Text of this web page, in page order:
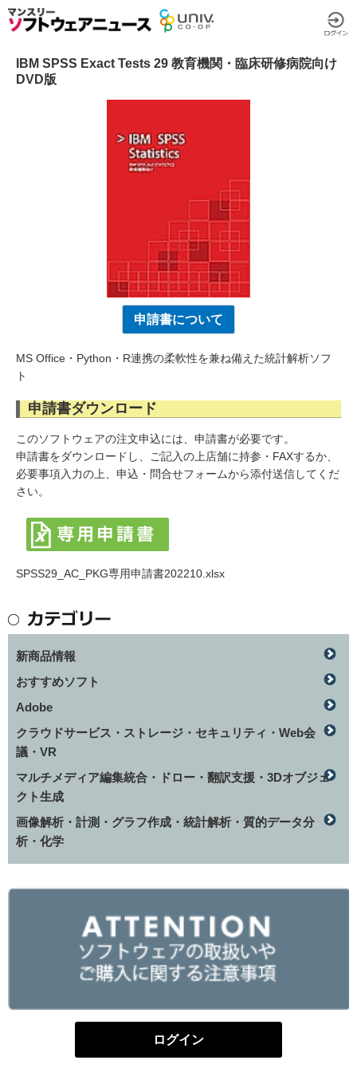
IBM SPSS Exact Tests 29 教育機関・臨床研修病院向け
DVD版
申請書について
MS Office・Python・R連携の柔軟性を兼ね備えた統計解析ソフ
ト
申請書ダウンロード
このソフトウェアの注文申込には、申請書が必要です。
申請書をダウンロードし、ご記入の上店舗に持参・FAXするか、
必要事項入力の上、申込・問合せフォームから添付送信してくだ
さい。
SPSS29_AC_PKG専用申請書202210.xlsx
新商品情報
おすすめソフト
Adobe
クラウドサービス・ストレージ・セキュリティ・Web会
議・VR
マルチメディア編集統合・ドロー・翻訳支援・3Dオブジェ
クト生成
画像解析・計測・グラフ作成・統計解析・質的データ分
析・化学
ログイン